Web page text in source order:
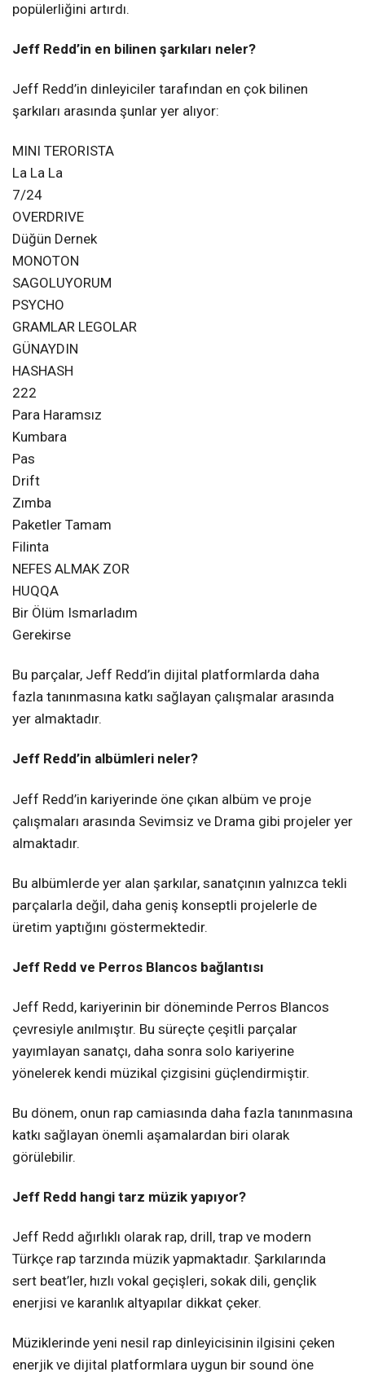
popülerliğini artırdı.
Jeff Redd’in en bilinen şarkıları neler?
Jeff Redd’in dinleyiciler tarafından en çok bilinen
şarkıları arasında şunlar yer alıyor:
MINI TERORISTA
La La La
7/24
OVERDRIVE
Düğün Dernek
MONOTON
SAGOLUYORUM
PSYCHO
GRAMLAR LEGOLAR
GÜNAYDIN
HASHASH
222
Para Haramsız
Kumbara
Pas
Drift
Zımba
Paketler Tamam
Filinta
NEFES ALMAK ZOR
HUQQA
Bir Ölüm Ismarladım
Gerekirse
Bu parçalar, Jeff Redd’in dijital platformlarda daha
fazla tanınmasına katkı sağlayan çalışmalar arasında
yer almaktadır.
Jeff Redd’in albümleri neler?
Jeff Redd’in kariyerinde öne çıkan albüm ve proje
çalışmaları arasında Sevimsiz ve Drama gibi projeler yer
almaktadır.
Bu albümlerde yer alan şarkılar, sanatçının yalnızca tekli
parçalarla değil, daha geniş konseptli projelerle de
üretim yaptığını göstermektedir.
Jeff Redd ve Perros Blancos bağlantısı
Jeff Redd, kariyerinin bir döneminde Perros Blancos
çevresiyle anılmıştır. Bu süreçte çeşitli parçalar
yayımlayan sanatçı, daha sonra solo kariyerine
yönelerek kendi müzikal çizgisini güçlendirmiştir.
Bu dönem, onun rap camiasında daha fazla tanınmasına
katkı sağlayan önemli aşamalardan biri olarak
görülebilir.
Jeff Redd hangi tarz müzik yapıyor?
Jeff Redd ağırlıklı olarak rap, drill, trap ve modern
Türkçe rap tarzında müzik yapmaktadır. Şarkılarında
sert beat’ler, hızlı vokal geçişleri, sokak dili, gençlik
enerjisi ve karanlık altyapılar dikkat çeker.
Müziklerinde yeni nesil rap dinleyicisinin ilgisini çeken
enerjik ve dijital platformlara uygun bir sound öne